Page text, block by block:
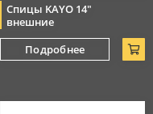
Спицы KAYO 14"
внешние
Подробнее